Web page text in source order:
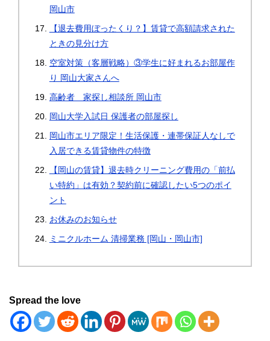
岡山市
【退去費用ぼったくり？】賃貸で高額請求された
ときの見分け方
空室対策（客層戦略）③学生に好まれるお部屋作
り 岡山大家さんへ
高齢者 家探し相談所 岡山市
岡山大学入試日 保護者の部屋探し
岡山市エリア限定！生活保護・連帯保証人なしで
入居できる賃貸物件の特徴
【岡山の賃貸】退去時クリーニング費用の「前払
い特約」は有効？契約前に確認したい5つのポイ
ント
お休みのお知らせ
ミニクルホーム 清掃業務 [岡山・岡山市]
Spread the love